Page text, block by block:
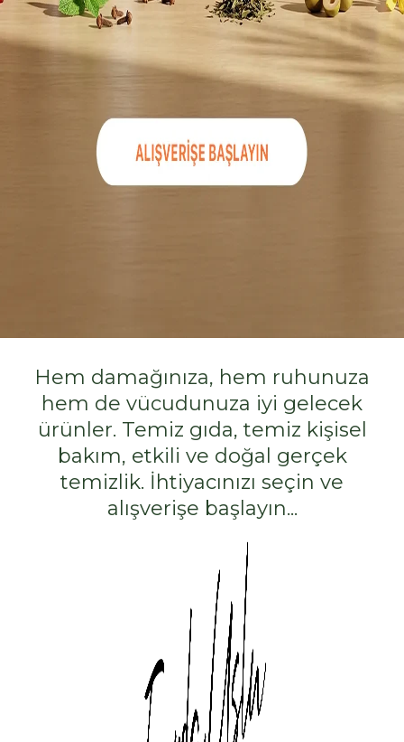
Hem damağınıza, hem ruhunuza
hem de vücudunuza iyi gelecek
ürünler. Temiz gıda, temiz kişisel
bakım, etkili ve doğal gerçek
temizlik. İhtiyacınızı seçin ve
alışverişe başlayın...